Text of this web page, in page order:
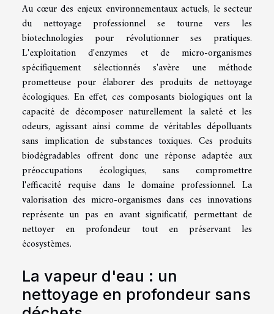
Au cœur des enjeux environnementaux actuels, le secteur
du nettoyage professionnel se tourne vers les
biotechnologies pour révolutionner ses pratiques.
L'exploitation d'enzymes et de micro-organismes
spécifiquement sélectionnés s'avère une méthode
prometteuse pour élaborer des produits de nettoyage
écologiques. En effet, ces composants biologiques ont la
capacité de décomposer naturellement la saleté et les
odeurs, agissant ainsi comme de véritables dépolluants
sans implication de substances toxiques. Ces produits
biodégradables offrent donc une réponse adaptée aux
préoccupations écologiques, sans compromettre
l'efficacité requise dans le domaine professionnel. La
valorisation des micro-organismes dans ces innovations
représente un pas en avant significatif, permettant de
nettoyer en profondeur tout en préservant les
écosystèmes.
La vapeur d'eau : un
nettoyage en profondeur sans